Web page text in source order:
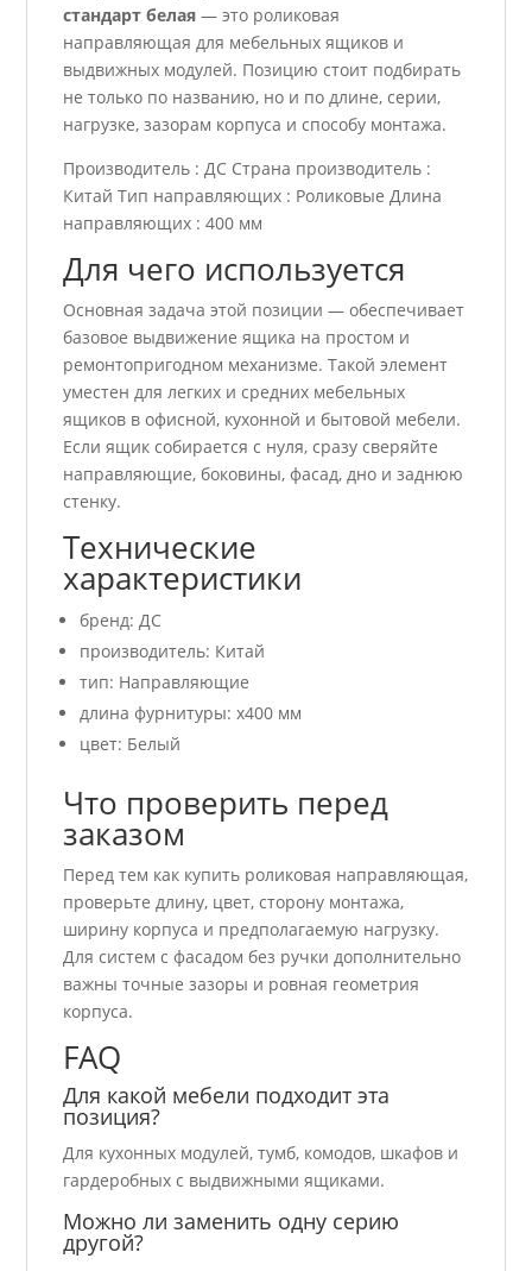
стандарт белая — это роликовая
направляющая для мебельных ящиков и
выдвижных модулей. Позицию стоит подбирать
не только по названию, но и по длине, серии,
нагрузке, зазорам корпуса и способу монтажа.
Производитель : ДС Страна производитель :
Китай Тип направляющих : Роликовые Длина
направляющих : 400 мм
Для чего используется
Основная задача этой позиции — обеспечивает
базовое выдвижение ящика на простом и
ремонтопригодном механизме. Такой элемент
уместен для легких и средних мебельных
ящиков в офисной, кухонной и бытовой мебели.
Если ящик собирается с нуля, сразу сверяйте
направляющие, боковины, фасад, дно и заднюю
стенку.
Технические
характеристики
бренд: ДС
производитель: Китай
тип: Направляющие
длина фурнитуры: x400 мм
цвет: Белый
Что проверить перед
заказом
Перед тем как купить роликовая направляющая,
проверьте длину, цвет, сторону монтажа,
ширину корпуса и предполагаемую нагрузку.
Для систем с фасадом без ручки дополнительно
важны точные зазоры и ровная геометрия
корпуса.
FAQ
Для какой мебели подходит эта
позиция?
Для кухонных модулей, тумб, комодов, шкафов и
гардеробных с выдвижными ящиками.
Можно ли заменить одну серию
другой?